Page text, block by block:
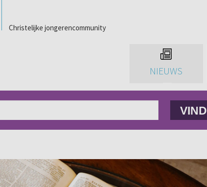
Christelijke jongerencommunity
NIEUWS
VIND